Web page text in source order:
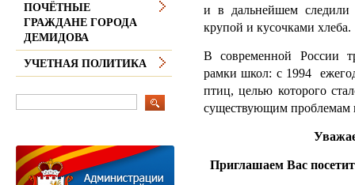
и в дальнейшем следили
крупой и кусочками хлеба.
В современной России
рамки школ: с 1994
птиц, целью которого
существующим проблемам
Приглашаем Вас
ПОЧЁТНЫЕ
ГРАЖДАНЕ ГОРОДА
ДЕМИДОВА
УЧЕТНАЯ ПОЛИТИКА